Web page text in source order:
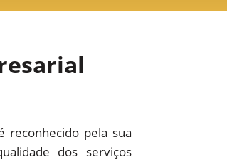
reconhecido pela sua
dos serviços